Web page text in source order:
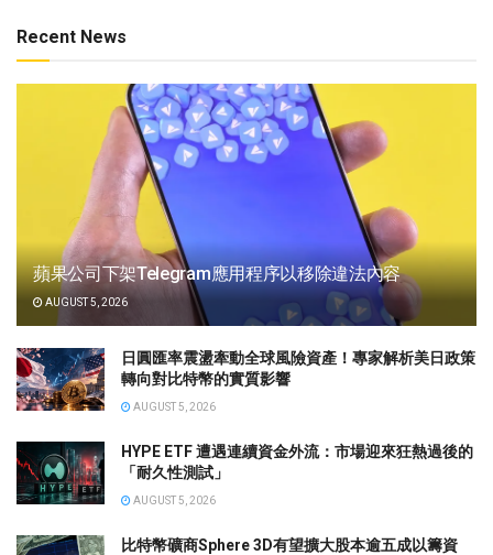
Recent News
蘋果公司下架Telegram應用程序以移除違法內容
AUGUST 5, 2026
日圓匯率震盪牽動全球風險資產！專家解析美日政策
轉向對比特幣的實質影響
AUGUST 5, 2026
HYPE ETF 遭遇連續資金外流：市場迎來狂熱過後的
「耐久性測試」
AUGUST 5, 2026
比特幣礦商Sphere 3D有望擴大股本逾五成以籌資